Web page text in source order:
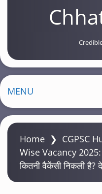
MENU
Home ❯ CGPSC
Wise Vacancy 2025:
कितनी वैकेंसी निकली है?